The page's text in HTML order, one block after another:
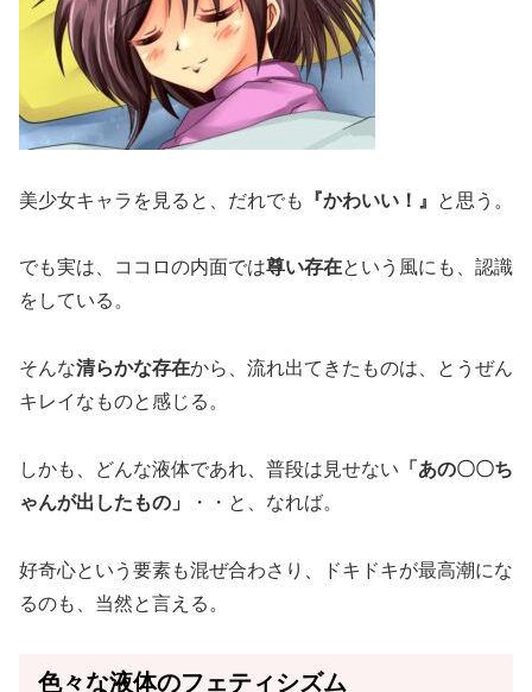
美少女キャラを見ると、だれでも 『かわいい！』 と思う。
でも実は、ココロの内面では尊い存在という風にも、認識
をしている。
そんな清らかな存在から、流れ出てきたものは、とうぜん
キレイなものと感じる。
しかも、どんな液体であれ、普段は見せない 「あの〇〇ち
ゃんが出したもの」
・・と、なれば。
好奇心という要素も混ぜ合わさり、ドキドキが最高潮にな
るのも、当然と言える。
色々な液体のフェティシズム